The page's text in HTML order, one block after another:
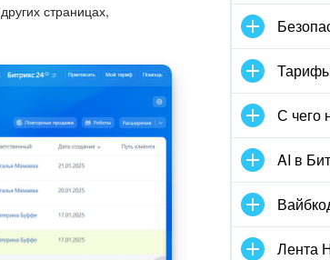
страницах,
С чего
AI в
Лента